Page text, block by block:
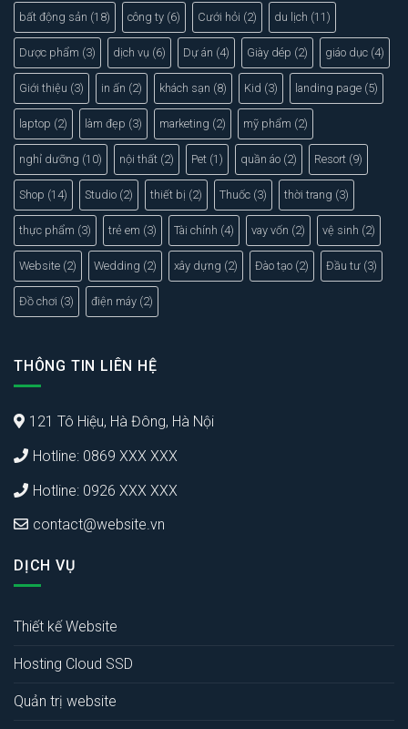
bất động sản (18) công ty (6) Cưới hỏi (2) du lịch (11)
Dược phẩm (3) dịch vụ (6) Dự án (4) Giày dép (2) giáo dục (4)
Giới thiệu (3) in ấn (2) khách sạn (8) Kid (3) landing page (5)
laptop (2) làm đẹp (3) marketing (2) mỹ phẩm (2)
nghỉ dưỡng (10) nội thất (2) Pet (1) quần áo (2) Resort (9)
Shop (14) Studio (2) thiết bị (2) Thuốc (3) thời trang (3)
thực phẩm (3) trẻ em (3) Tài chính (4) vay vốn (2) vệ sinh (2)
Website (2) Wedding (2) xây dựng (2) Đào tạo (2) Đầu tư (3)
Đồ chơi (3) điện máy (2)
THÔNG TIN LIÊN HỆ
121 Tô Hiệu, Hà Đông, Hà Nội
Hotline: 0869 XXX XXX
Hotline: 0926 XXX XXX
contact@website.vn
DỊCH VỤ
Thiết kế Website
Hosting Cloud SSD
Quản trị website